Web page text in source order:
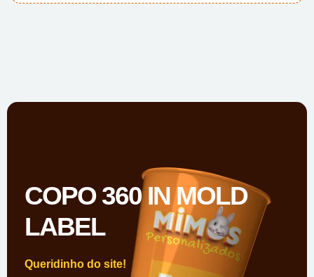
COPO 360 IN MOLD
LABEL
Queridinho do site!